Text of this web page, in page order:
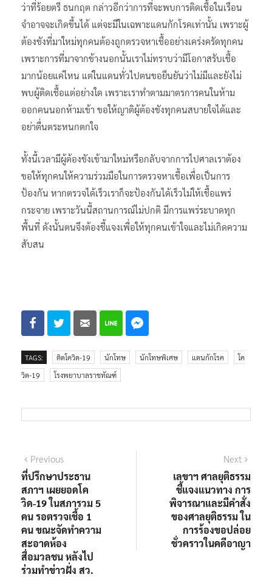
ว่าที่ร้อยตรี ธนกฤต กล่าวอีกว่าการที่จะพบการติดเชื้อในเรือน
จำอาจจะเกิดขึ้นได้ แต่จะมีในเฉพาะแดนกักโรคเท่านั้น เพราะผู้
ต้องขังที่มาใหม่ทุกคนต้องถูกตรวจหาเชื้ออย่างเคร่งครัดทุกคน
เพราะการที่มาจากข้างนอกนั้นเราไม่ทราบว่ามีโอกาสรับเชื้อ
มากน้อยแค่ไหน แต่ในแดนทั่วไปตนขอยืนยันว่าไม่มีและยังไม่
พบผู้ติดเชื้อแต่อย่างใด เพราะเราทำตามมาตรการคนในห้าม
ออกคนนอกห้ามเข้า ขอให้ญาติผู้ต้องขังทุกคนสบายใจได้และ
อย่าตื่นตระหนกตกใจ
ทั้งนี้เวลามีผู้ต้องขังเข้ามาใหม่หรือกลับจากการไปศาลเราต้อง
ขอให้ทุกคนให้ความร่วมมือในการตรวจหาเชื้อเพื่อเป็นการ
ป้องกัน หากตรวจได้เร็วเราก็จะป้องกันได้เร็วไม่ให้เชื้อแพร่
กระจาย เพราะวันนี้สถานการณ์ไม่ปกติ มีการแพร่ระบาดทุก
พื้นที่ ดังนั้นตนจึงต้องชี้แจงเพื่อให้ทุกคนเข้าใจและไม่เกิดความ
สับสน
TAGS: ติดโควิด-19 นักโทษ นักโทษพิเศษ แดนกักโรค
โค
วิด-19
โรงพยาบาลราชทัณฑ์
แนะแนว
เรื่อง
PreviousPrevious
post:
ที่ปรึกษาประธาน
สภาฯ เผยยอดโค
วิด-19 ในสภารวม 5
คน รอตรวจเชื้อ 1
คน ขณะจัดทำความ
สะอาดห้อง
สื่อมวลชน หลังไป
ร่วมทำข่าวฝั่ง สว.
Next
เลขาฯ ศาลยุติธรรม
ชี้แจงแนวทาง การ
พิจารณาและมีคำสั่ง
ของศาลยุติธรรม ใน
การร้องขอปล่อย
ชั่วคราวในคดีอาญา